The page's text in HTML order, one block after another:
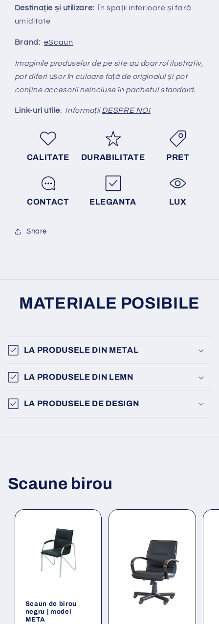
Destinație și utilizare: În spații interioare și fară
umiditate
Brand: eScaun
Imaginile produselor de pe site au doar rol ilustrativ,
pot diferi ușor în culoare față de originalul și pot
conține accesorii neincluse în pachetul standard.
Link-uri utile: InformațiiDESPRE NOI
CALITATE DURABILITATE PRET
CONTACT ELEGANTA LUX
Share
MATERIALE POSIBILE
LA PRODUSELE DIN METAL
LA PRODUSELE DIN LEMN
LA PRODUSELE DE DESIGN
Scaune birou
Scaun de birou
negru | model
META